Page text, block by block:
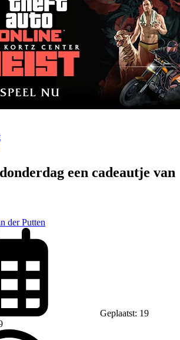
een cadeautje van
der Putten
Geplaatst: 19